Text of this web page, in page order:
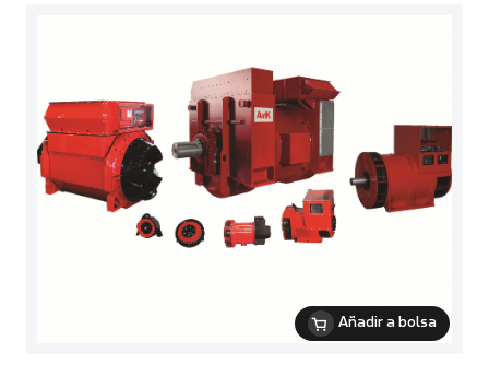
Añadir a bolsa